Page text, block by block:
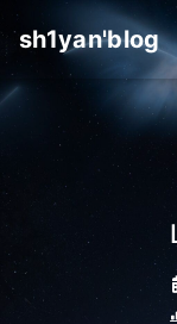
sh1yan'blog